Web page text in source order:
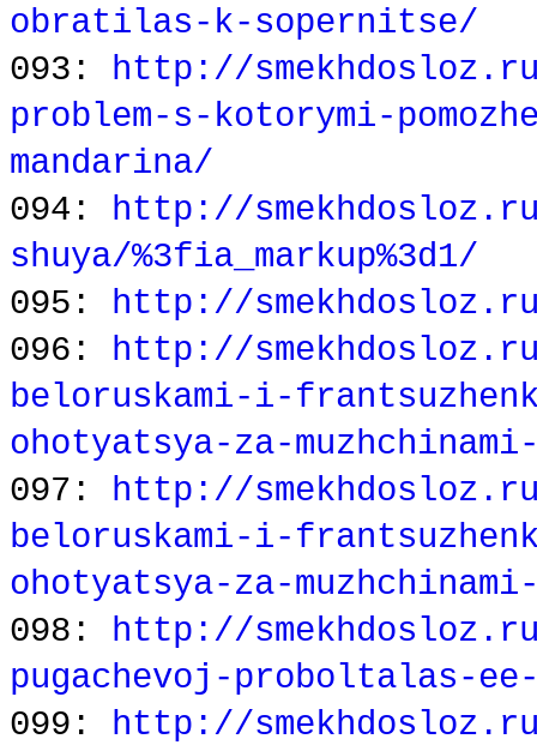
obratilas-k-sopernitse/
093: http://
problem-s-kotorymi-
mandarina/
094: http://
shuya/%3fia_markup%3d1/
095: http://
096: http://
beloruskami-i-
ohotyatsya-za-
097: http://
beloruskami-i-
ohotyatsya-za-
098: http://
pugachevoj-proboltalas-
099: http://